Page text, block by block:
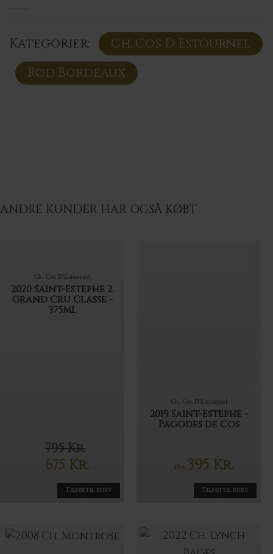
Kategorier:
Ch. Cos D Estournel
Rød Bordeaux
ANDRE KUNDER HAR OGSÅ KØBT
Ch. Cos D'Estournel
2020 Saint-Estephe 2.
Grand Cru Classe -
375ml
795Kr.
Den
oprindelige
pris
675 Kr.
Den
aktuelle
675 Kr..
Tilføj til kurv
Ch. Cos D'Estournel
2019 Saint-Estephe -
Pagodes de Cos
FRA 395 Kr.
Tilføj til kurv